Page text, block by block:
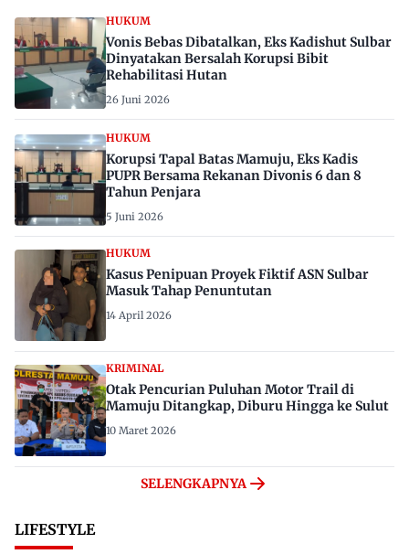
HUKUM
Vonis Bebas Dibatalkan, Eks Kadishut Sulbar
Dinyatakan Bersalah Korupsi Bibit
Rehabilitasi Hutan
26 Juni 2026
HUKUM
Korupsi Tapal Batas Mamuju, Eks Kadis
PUPR Bersama Rekanan Divonis 6 dan 8
Tahun Penjara
5 Juni 2026
HUKUM
Kasus Penipuan Proyek Fiktif ASN Sulbar
Masuk Tahap Penuntutan
14 April 2026
KRIMINAL
Otak Pencurian Puluhan Motor Trail di
Mamuju Ditangkap, Diburu Hingga ke Sulut
10 Maret 2026
SELENGKAPNYA
LIFESTYLE